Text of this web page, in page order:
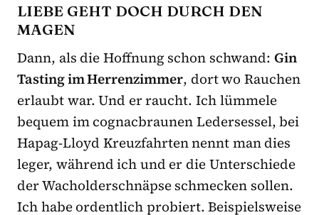
LIEBE GEHT DOCH DURCH DEN
MAGEN
Dann, als die Hoffnung schon schwand: Gin
Tasting im Herrenzimmer, dort wo Rauchen
erlaubt war. Und er raucht. Ich lümmele
bequem im cognacbraunen Ledersessel, bei
Hapag-Lloyd Kreuzfahrten nennt man dies
leger, während ich und er die Unterschiede
der Wacholderschnäpse schmecken sollen.
Ich habe ordentlich probiert. Beispielsweise